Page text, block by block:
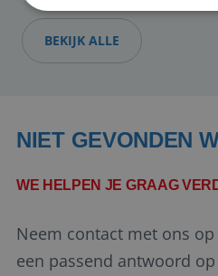
BEKIJK ALLE
NIET GEVONDEN
WE HELPEN JE GRAAG
Neem contact met ons
een passend antwoord
Strikt noodzakelijk
gebruikersaanmelding en
website kan niet goed
PHPSESSID